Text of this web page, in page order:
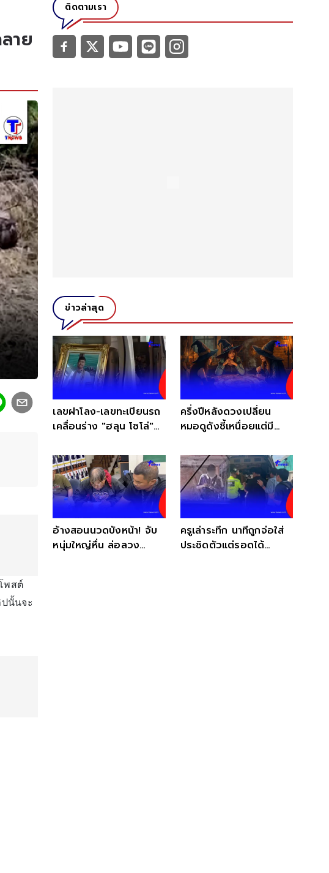
าย
พสต์
นั้นจะ
ติดตามเรา
ข่าวล่าสุด
เลขฝาโลง-เลขทะเบียนรถ
เคลื่อนร่าง "ฮลุน โซโล่"
ครึ่งปีหลังดวงเปลี่ยน
หมอดูดังชี้เหนื่อยแต่มี
ต้องจับตา
อ้างสอนนวดบังหน้า! จับ
หนุ่มใหญ่หื่น ล่อลวง
ครูเล่าระทึก นาทีถูกจ่อใส่
ประชิดตัวแต่รอดได้